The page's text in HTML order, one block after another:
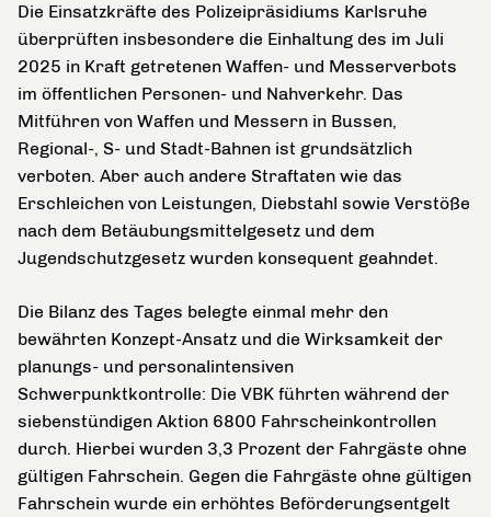
Die Einsatzkräfte des Polizeipräsidiums Karlsruhe
überprüften insbesondere die Einhaltung des im Juli
2025 in Kraft getretenen Waffen- und Messerverbots
im öffentlichen Personen- und Nahverkehr. Das
Mitführen von Waffen und Messern in Bussen,
Regional-, S- und Stadt-Bahnen ist grundsätzlich
verboten. Aber auch andere Straftaten wie das
Erschleichen von Leistungen, Diebstahl sowie Verstöße
nach dem Betäubungsmittelgesetz und dem
Jugendschutzgesetz wurden konsequent geahndet.
Die Bilanz des Tages belegte einmal mehr den
bewährten Konzept-Ansatz und die Wirksamkeit der
planungs- und personalintensiven
Schwerpunktkontrolle: Die VBK führten während der
siebenstündigen Aktion 6800 Fahrscheinkontrollen
durch. Hierbei wurden 3,3 Prozent der Fahrgäste ohne
gültigen Fahrschein. Gegen die Fahrgäste ohne gültigen
Fahrschein wurde ein erhöhtes Beförderungsentgelt